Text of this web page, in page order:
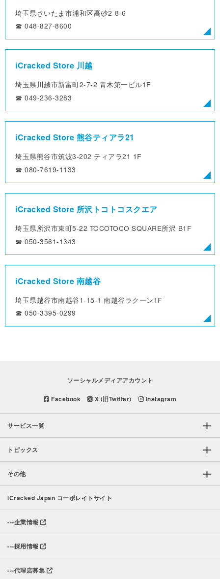
埼玉県さいたま市浦和区高砂2-8-6
☎︎ 048-827-8600
iCracked Store 川越
埼玉県川越市新富町2-7-2 青木第一ビル1F
☎︎ 049-236-3283
iCracked Store 熊谷ティアラ21
埼玉県熊谷市筑波3-202 ティアラ21 1F
☎︎ 080-7619-1133
iCracked Store 所沢トコトコスクエア
埼玉県所沢市東町5-22 TOCOTOCO SQUARE所沢 B1F
☎︎ 050-3561-1343
iCracked Store 南越谷
埼玉県越谷市南越谷1-15-1 南越谷ラクーン1F
☎︎ 050-3395-0299
ソーシャルメディアアカウント
Facebook X (旧Twitter) Instagram
サービス一覧
トピックス
その他
iCracked Japan コーポレイトサイト
---企業情報
---採用情報
---代理店募集